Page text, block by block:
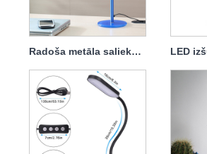
Radoša metāla saliekamā LED galda lampa